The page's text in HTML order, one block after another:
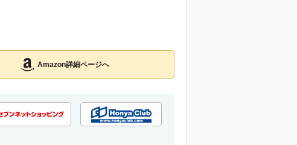
Amazon詳細ページへ